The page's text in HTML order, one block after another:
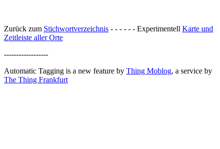
Zurück zum Stichwortverzeichnis - - - - - - Experimentell Karte und
Zeitleiste aller Orte
------------------
Automatic Tagging is a new feature by Thing Moblog, a service by
The Thing Frankfurt